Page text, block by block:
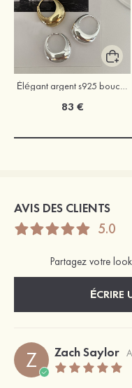
Élégant argent s925 boucles d'oreilles
83 €
AVIS DES CLIENTS
5.0
Partagez votre
ÉCRIRE
Z Zach Saylor